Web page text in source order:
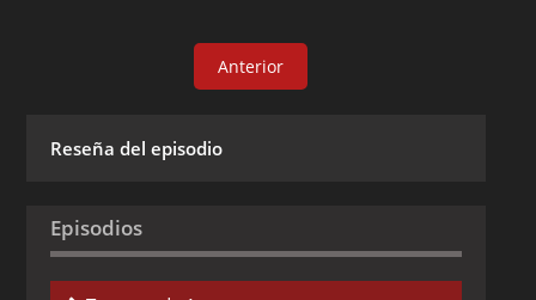
Anterior
Reseña del episodio
Episodios